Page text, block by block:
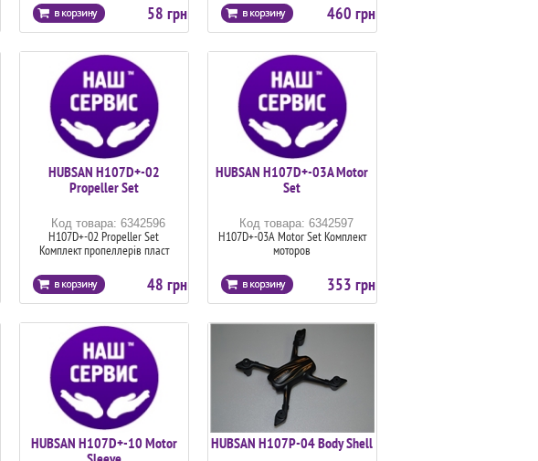
58 грн 460 грн
HUBSAN H107D+-02
Propeller Set
Код товара: 6342596
H107D+-02 Propeller Set
Комплект пропеллерів пласт
48 грн
HUBSAN H107D+-03A Motor
Set
Код товара: 6342597
H107D+-03A Motor Set Комплект
моторов
353 грн
HUBSAN H107D+-10 Motor
HUBSAN H107P-04 Body Shell